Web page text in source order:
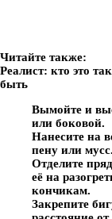
Читайте также:
Реалист: кто это
быть
Вымойте и
или боковой.
Нанесите на
пену или мусс.
Отделите
её на
кончикам.
Закрепите